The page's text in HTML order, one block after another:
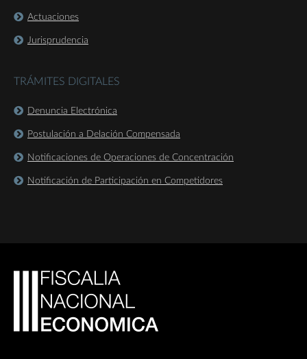
Actuaciones
Jurisprudencia
TRÁMITES DIGITALES
Denuncia Electrónica
Postulación a Delación Compensada
Notificaciones de Operaciones de Concentración
Notificación de Participación en Competidores